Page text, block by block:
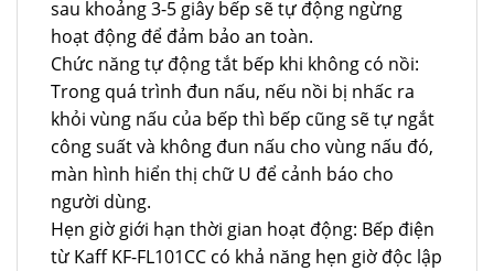
sau khoảng 3-5 giây bếp sẽ tự động ngừng
hoạt động để đảm bảo an toàn.
Chức năng tự động tắt bếp khi không có nồi:
Trong quá trình đun nấu, nếu nồi bị nhấc ra
khỏi vùng nấu của bếp thì bếp cũng sẽ tự ngắt
công suất và không đun nấu cho vùng nấu đó,
màn hình hiển thị chữ U để cảnh báo cho
người dùng.
Hẹn giờ giới hạn thời gian hoạt động: Bếp điện
từ Kaff KF-FL101CC có khả năng hẹn giờ độc lập